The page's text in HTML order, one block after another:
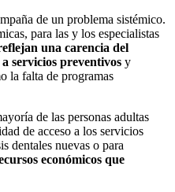
de un problema sistémico.
para las y los especialistas
una carencia del
servicios preventivos y
la falta de programas
de las personas adultas
de acceso a los servicios
dentales nuevas o para
económicos que